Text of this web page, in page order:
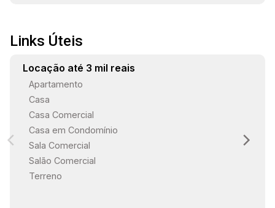
17:30
18:00
18:30
Links Úteis
Locação até 3 mil reais
Apartamento
Casa
Casa Comercial
Casa em Condomínio
Sala Comercial
Salão Comercial
Terreno